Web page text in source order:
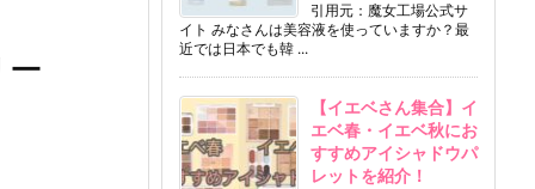
ー
引用元：魔女工場公式サ
イト みなさんは美容液を使っていますか？最
近では日本でも韓 ...
【イエベさん集合】イ
エベ春・イエベ秋にお
すすめアイシャドウパ
レットを紹介！